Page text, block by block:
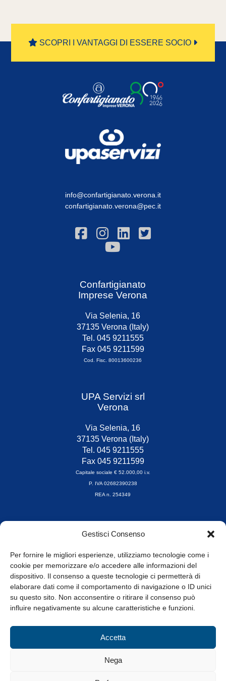
Gestisci Consenso
Per fornire le migliori esperienze, utilizziamo tecnologie come i
cookie per memorizzare e/o accedere alle informazioni del
dispositivo. Il consenso a queste tecnologie ci permetterà di
elaborare dati come il comportamento di navigazione o ID unici
su questo sito. Non acconsentire o ritirare il consenso può
influire negativamente su alcune caratteristiche e funzioni.
Accetta
Nega
SCOPRI I VANTAGGI DI ESSERE SOCIO
info@confartigianato.verona.it
confartigianato.verona@pec.it
Confartigianato
Imprese Verona
Via Selenia, 16
37135 Verona (Italy)
Tel. 045 9211555
Fax 045 9211599
Cod. Fisc. 80013600236
UPA Servizi srl
Verona
Via Selenia, 16
37135 Verona (Italy)
Tel. 045 9211555
Fax 045 9211599
Capitale sociale € 52.000,00 i.v.
P. IVA 02682390238
REA n. 254349
Orari di apertura
8.30-13.00 / 14.00-17.30
Whistleblowing
© Tutti i diritti riservati
Privacy Policy e Cookie|Informativa Cookie